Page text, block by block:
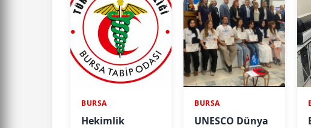
BURSA
Hekimlik
BURSA
UNESCO Dünya